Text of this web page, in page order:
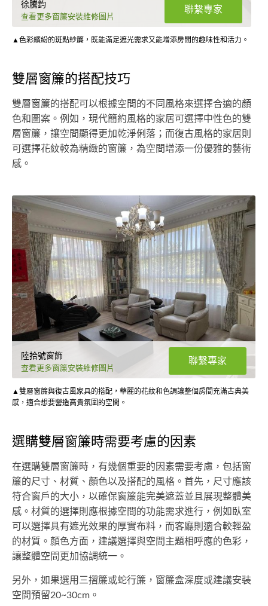
徐騰鈞
查看更多窗簾安裝維修圖片
聯繫專家
▲色彩繽紛的斑點紗簾，既能滿足遮光需求又能增添房間的趣味性和活力。
雙層窗簾的搭配技巧
雙層窗簾的搭配可以根據空間的不同風格來選擇合適的顏
色和圖案。例如，現代簡約風格的家居可選擇中性色的雙
層窗簾，讓空間顯得更加乾淨俐落；而復古風格的家居則
可選擇花紋較為精緻的窗簾，為空間增添一份優雅的藝術
感。
陸拾號窗飾
查看更多窗簾安裝維修圖片
聯繫專家
▲雙層窗簾與復古風家具的搭配，華麗的花紋和色調讓整個房間充滿古典美
感，適合想要營造高貴氛圍的空間。
選購雙層窗簾時需要考慮的因素
在選購雙層窗簾時，有幾個重要的因素需要考慮，包括窗
簾的尺寸、材質、顏色以及搭配的風格。首先，尺寸應該
符合窗戶的大小，以確保窗簾能完美遮蓋並且展現整體美
感。材質的選擇則應根據空間的功能需求進行，例如臥室
可以選擇具有遮光效果的厚實布料，而客廳則適合較輕盈
的材質。顏色方面，建議選擇與空間主題相呼應的色彩，
讓整體空間更加協調統一。
另外，如果選用三摺簾或蛇行簾，窗簾盒深度或建議安裝
空間預留20~30cm。